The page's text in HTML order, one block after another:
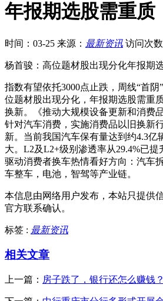
年报期选股需重质
时间：03-25 来源： 最新资讯 访问次
杨首骏：高位题材股出现分化年报期
指数有望依托3000点止跌，周线“首
位题材股出现分化，年报期选股需重
换新。《推动大规模设备更新和消费
针对汽车消费，实施消费品以旧换新
新。当前我国汽车保有量达到约4.3亿
大。L2及L2+级别渗透率从29.4%已提
驱动消费者换车热情看好方向：汽车
车整车，电池，智驾等产业链。
本信息由网络用户发布， 本站只提供
官方联系确认。
标签 : 最新资讯
相关文章
上一篇： 房子跌了，银行还怎么赚钱？